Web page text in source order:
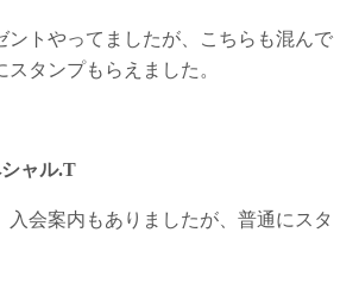
ントやってましたが、こちらも混んで
タンプもらえました。
ャル.T
入会案内もありましたが、普通にスタ